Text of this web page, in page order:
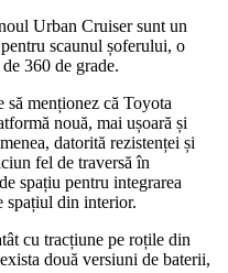
Urban Cruiser sunt un
scaunul șoferului, o
360 de grade.
menționez că Toyota
nouă, mai ușoară și
datorită rezistenței și
fel de traversă în
spațiu pentru integrarea
spațiul din interior.
cu tracțiune pe roțile din
două versiuni de baterii,